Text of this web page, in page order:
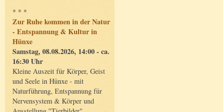
* * *
Zur Ruhe kommen in der Natur
- Entspannung & Kultur in
Hünxe
Samstag, 08.08.2026, 14:00 - ca.
16:30 Uhr
Kleine Auszeit für Körper, Geist
und Seele in Hünxe - mit
Naturführung, Entspannung für
Nervensystem & Körper und